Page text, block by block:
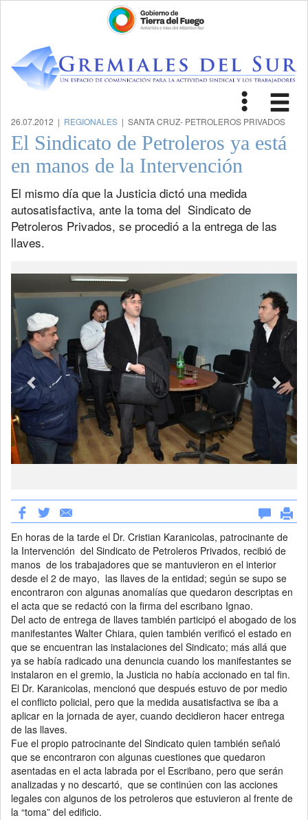
Toggle
26.07.2012 | REGIONALES | SANTA CRUZ- PETROLEROS PRIVADOS
El Sindicato de Petroleros ya está
en manos de la Intervención
El mismo día que la Justicia dictó una medida
autosatisfactiva, ante la toma del Sindicato de
Petroleros Privados, se procedió a la entrega de las
llaves.
Previous Next
En horas de la tarde el Dr. Cristian Karanicolas, patrocinante de
la Intervención del Sindicato de Petroleros Privados, recibió de
manos de los trabajadores que se mantuvieron en el interior
desde el 2 de mayo, las llaves de la entidad; según se supo se
encontraron con algunas anomalías que quedaron descriptas en
el acta que se redactó con la firma del escribano Ignao.
Del acto de entrega de llaves también participó el abogado de los
manifestantes Walter Chiara, quien también verificó el estado en
que se encuentran las instalaciones del Sindicato; más allá que
ya se había radicado una denuncia cuando los manifestantes se
instalaron en el gremio, la Justicia no había accionado en tal fin.
El Dr. Karanicolas, mencionó que después estuvo de por medio
el conflicto policial, pero que la medida ausatisfactiva se iba a
aplicar en la jornada de ayer, cuando decidieron hacer entrega
de las llaves.
Fue el propio patrocinante del Sindicato quien también señaló
que se encontraron con algunas cuestiones que quedaron
asentadas en el acta labrada por el Escribano, pero que serán
analizadas y no descartó, que se continúen con las acciones
legales con algunos de los petroleros que estuvieron al frente de
la “toma” del edificio.